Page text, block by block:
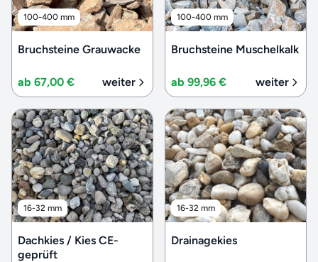
100-400 mm
Bruchsteine Grauwacke
ab 67,00 € weiter
100-400 mm
Bruchsteine Muschelkalk
ab 99,96 € weiter
16-32 mm
Dachkies / Kies CE-
geprüft
16-32 mm
Drainagekies